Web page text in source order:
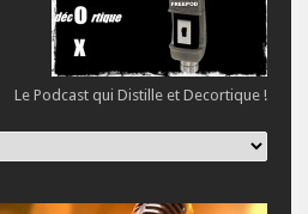
Le Podcast qui Distille et Decortique !